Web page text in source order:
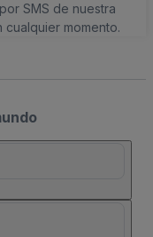
SMS de nuestra
momento.